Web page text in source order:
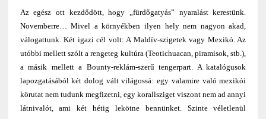
Az egész ott kezdődött, hogy „fürdőgatyás” nyaralást kerestünk.
Novemberre… Mivel a környékben ilyen hely nem nagyon akad,
válogattunk. Két igazi cél volt: A Maldív-szigetek vagy Mexikó. Az
utóbbi mellett szólt a rengeteg kultúra (Teotichuacan, piramisok, stb.),
a másik mellett a Bounty-reklám-szerű tengerpart. A katalógusok
lapozgatásából két dolog vált világossá: egy valamire való mexikói
körutat nem tudunk megfizetni, egy korallsziget viszont nem ad annyi
látnivalót, ami két hétig lekötne bennünket. Szinte véletlenül